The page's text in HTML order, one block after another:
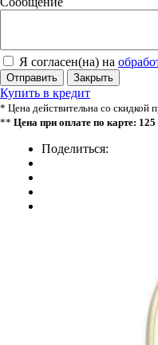
Я согласен(на) на
Отправить Закрыть
Купить в кредит
* Цена действительна со скидкой
** Цена при оплате по карте: 125
Поделиться: